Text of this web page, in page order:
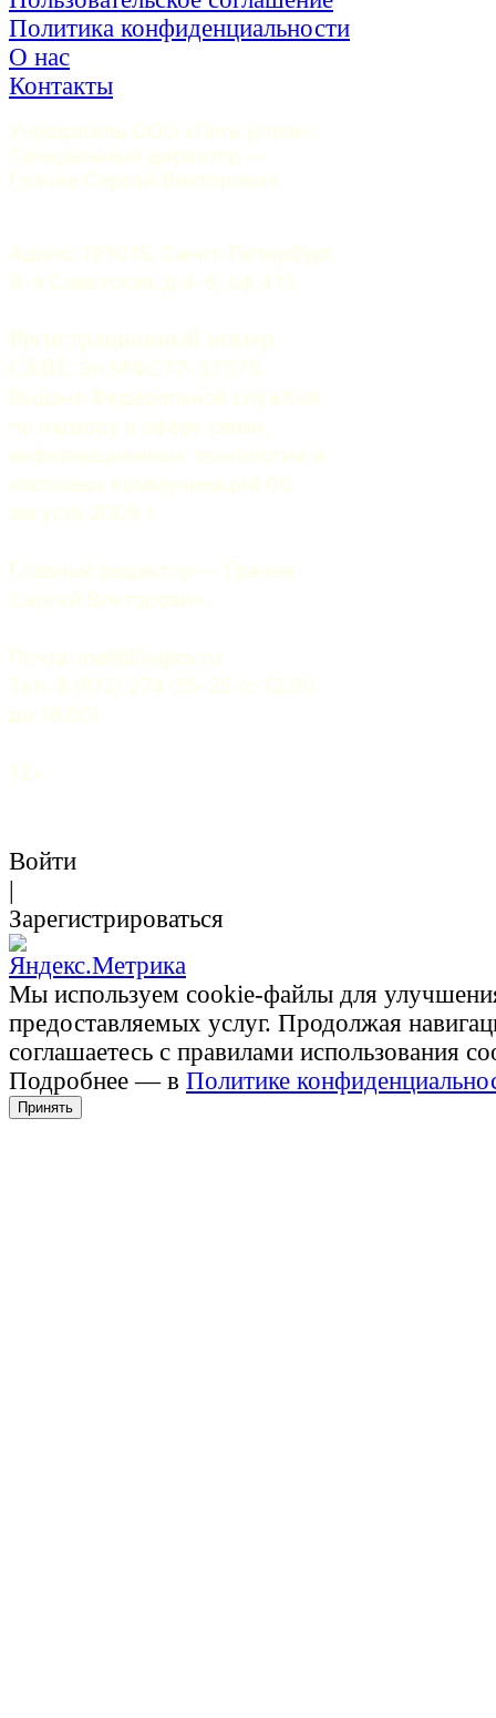
Политика конфиденциальности
О нас
Контакты
Учредитель ООО «Пять углов».
Генеральный директор —
Грачев Сергей Викторович
Адрес: 191015, Санкт-Петербург,
9-я Советская, д.4-6, оф.415
Регистрационный номер
СМИ: Эл №ФС77-37070.
Выдано Федеральной службой
по надзору в сфере связи,
информационных технологий и
массовых коммуникаций 06
августа 2009 г.
Главный редактор — Грачев
Сергей Викторович.
Почта: mail@5uglov.ru
Тел. 8 (812) 274-35-25 (c 12.00
до 18.00)
12+
Войти
|
Зарегистрироваться
Мы используем cookie-файлы для
предоставляемых услуг. Продолжая
соглашаетесь с правилами использования
Подробнее — в Политике
Принять